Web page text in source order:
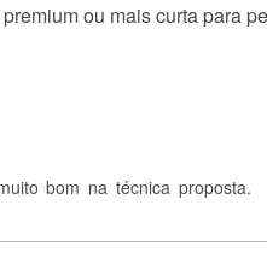
ou mais curta para
bom na técnica proposta.